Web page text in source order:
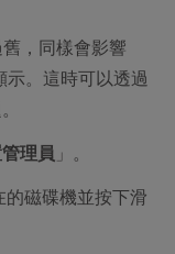
，同樣會影響
。這時可以透過
理員 」。
的磁碟機並按下滑